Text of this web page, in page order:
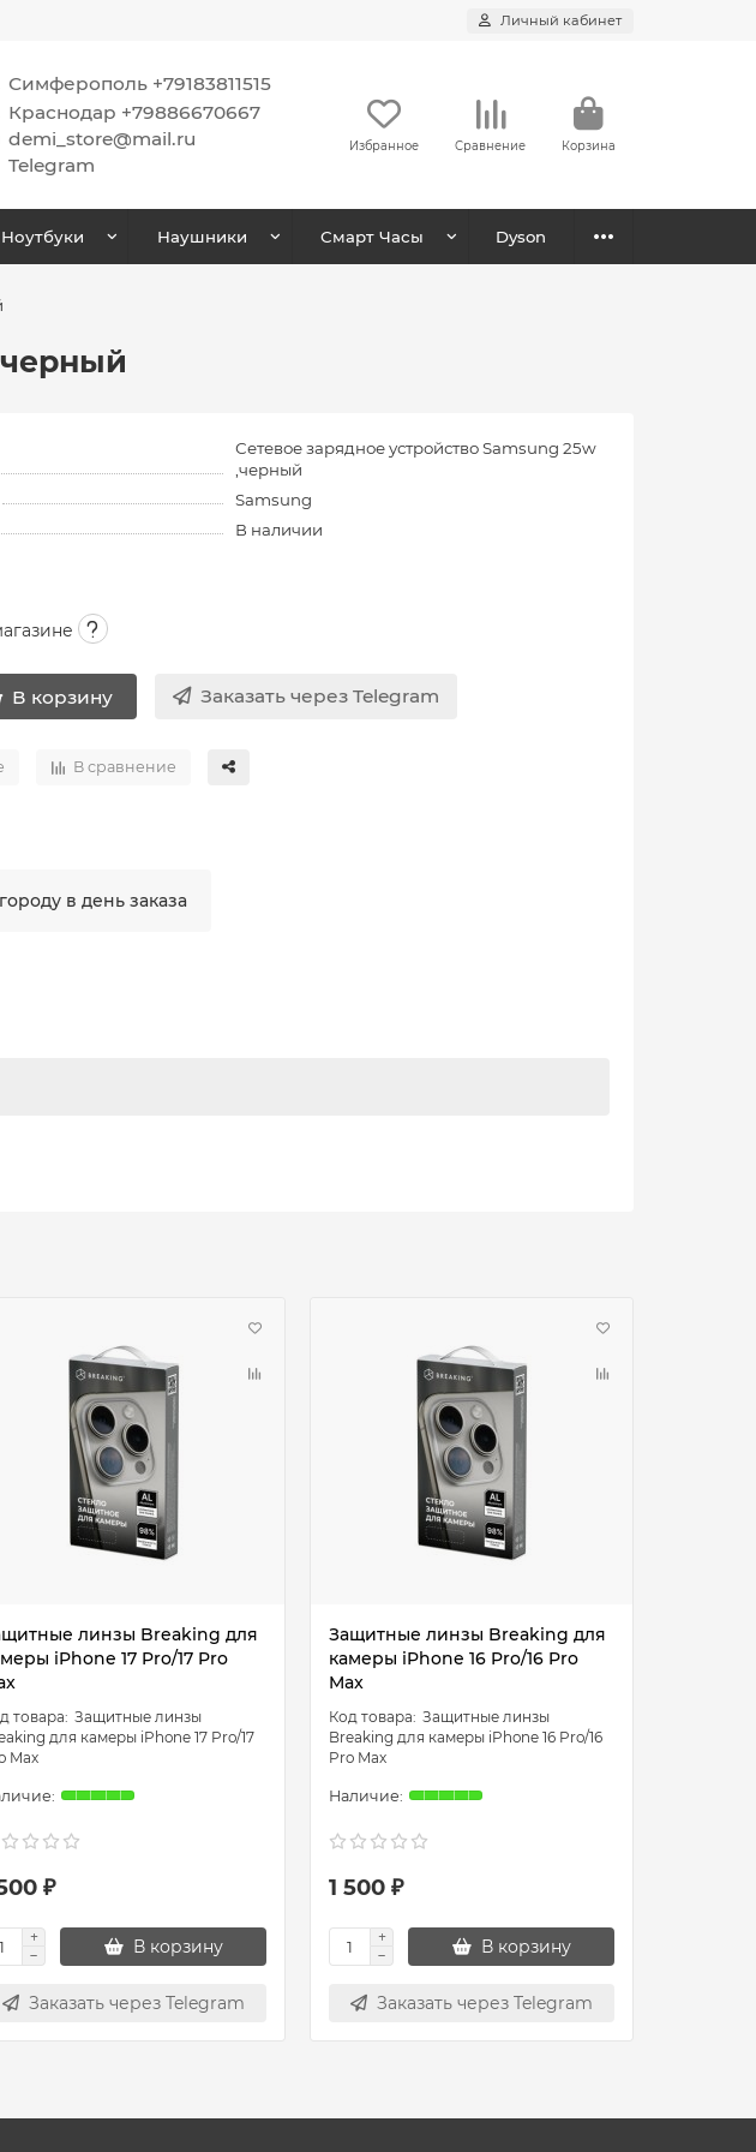
Личный кабинет
Симферополь +79183811515
Краснодар +79886670667
demi_store@mail.ru
Telegram
Избранное Сравнение Корзина
Ноутбуки Наушники Смарт Часы Dyson
Сетевое зарядное устройство Samsung 25w
,черный
Samsung
В наличии
В корзину Заказать через Telegram
В сравнение
в день заказа
линзы Breaking для
iPhone 17 Pro/17 Pro
Защитные линзы
для камеры iPhone 17 Pro/17
Max
₽
В корзину
Заказать через Telegram
Защитные линзы Breaking для
камеры iPhone 16 Pro/16 Pro
Max
Защитные линзы
Breaking для камеры iPhone 16 Pro/16
Pro Max
1 500 ₽
В корзину
Заказать через Telegram